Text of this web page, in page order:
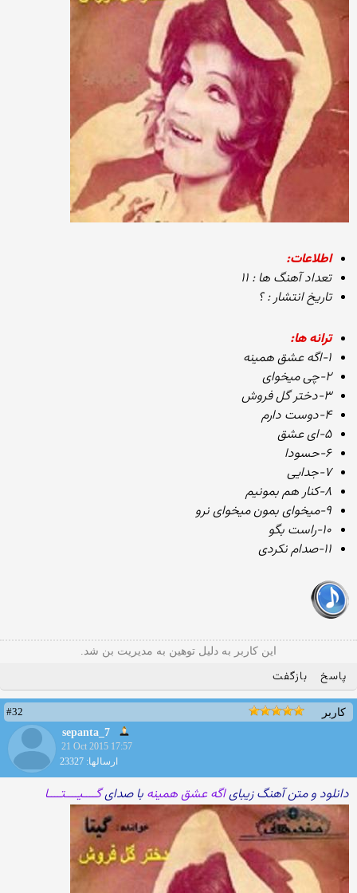
اطلاعات:
تعداد آهنگ ها : ۱۱
تاریخ انتشار : ؟
ترانه ها:
۱-اگه عشق همینه
۲-چی میخوای
۳-دختر گل فروش
۴-دوست دارم
۵-ای عشق
۶-حسودا
۷-جدایی
۸-کنار هم بمونیم
۹-میخوای بمون میخوای نرو
۱۰-راست بگو
۱۱-صدام نکردی
این کاربر به دلیل توهین به مدیریت بن شد.
پاسخ بازگفت
کاربر
#32
sepanta_7
21 Oct 2015 17:57
ارسالها: 23327
دانلود و متن آهنگ زیبایاگه عشق همینه با صدایگــــیــــتــــا